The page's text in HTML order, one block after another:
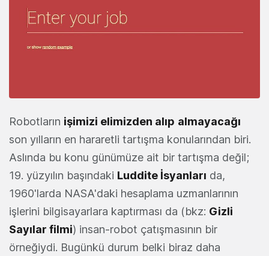
Robotların işimizi elimizden alıp almayacağı
son yılların en hararetli tartışma konularından biri.
Aslında bu konu günümüze ait bir tartışma değil;
19. yüzyılın başındaki Luddite İsyanları da,
1960'larda NASA'daki hesaplama uzmanlarının
işlerini bilgisayarlara kaptırması da (bkz: Gizli
Sayılar filmi) insan-robot çatışmasının bir
örneğiydi. Bugünkü durum belki biraz daha